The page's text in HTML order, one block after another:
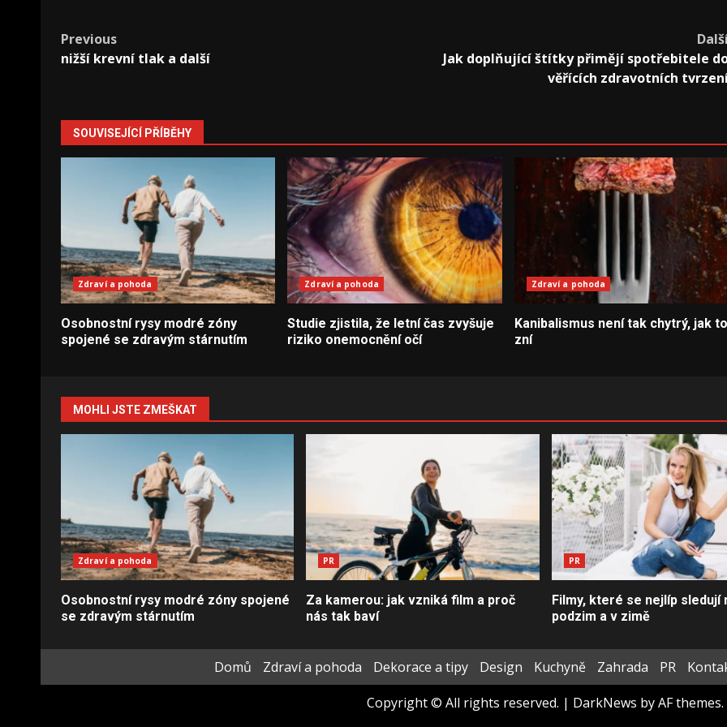
Post
Previous
nižší krevní tlak a další
Jak doplňující štítky přimějí spotřebitele
věřících zdravotních
SOUVISEJÍCÍ PŘÍBĚHY
Zdraví a pohoda
Osobnostní rysy modré zóny
spojené se zdravým stárnutím
Zdraví a pohoda
Studie zjistila, že letní čas zvyšuje
riziko onemocnění očí
Zdraví a pohoda
Kanibalismus není tak chytrý, jak to
zní
MOHLI JSTE ZMEŠKAT
Zdraví a pohoda
Osobnostní rysy modré zóny spojené
se zdravým stárnutím
PR
Za kamerou: jak vzniká film a proč
nás tak baví
PR
Filmy, které se nejlíp sledují
podzim a v zimě
Domů Zdraví a pohoda Dekorace a tipy Design Kuchyně Zahrada PR
Copyright © All rights reserved. | DarkNews by AF themes.